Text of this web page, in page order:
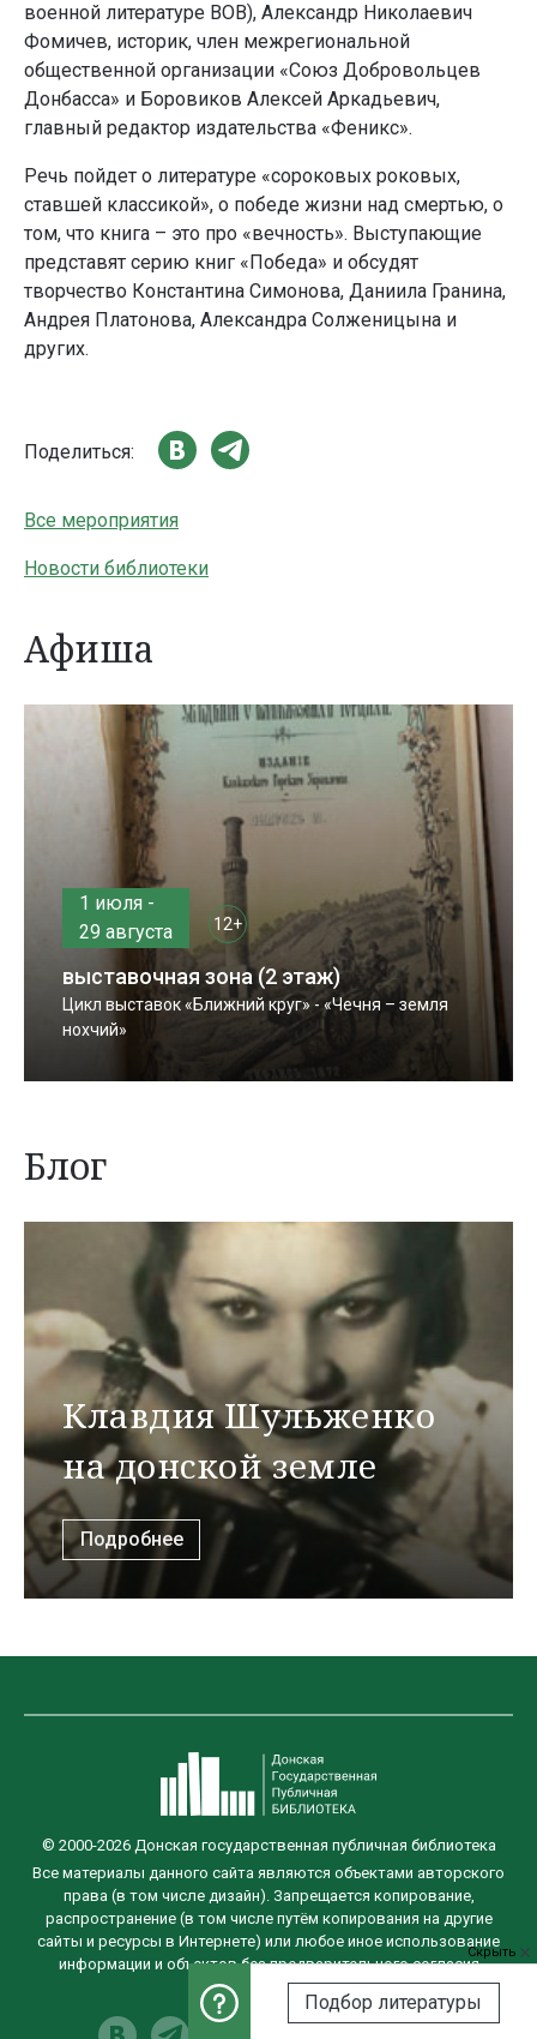
военной литературе ВОВ), Александр Николаевич
Фомичев, историк, член межрегиональной
общественной организации «Союз Добровольцев
Донбасса» и Боровиков Алексей Аркадьевич,
главный редактор издательства «Феникс».
Речь пойдет о литературе «сороковых роковых,
ставшей классикой», о победе жизни над смертью, о
том, что книга – это про «вечность». Выступающие
представят серию книг «Победа» и обсудят
творчество Константина Симонова, Даниила Гранина,
Андрея Платонова, Александра Солженицына и
других.
Поделиться:
Все мероприятия
Новости библиотеки
Афиша
1 июля -
29 августа
12+
выставочная зона (2 этаж)
Цикл выставок «Ближний круг» - «Чечня – земля
нохчий»
Блог
Клавдия Шульженко
на донской земле
Подробнее
Скрыть
Подбор литературы
© 2000-2026 Донская государственная публичная библиотека
Все материалы данного сайта являются объектами авторского
права (в том числе дизайн). Запрещается копирование,
распространение (в том числе путём копирования на другие
сайты и ресурсы в Интернете) или любое иное использование
информации и объектов без предварительного согласия
правообладателя.